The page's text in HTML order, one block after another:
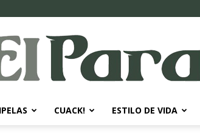
CUACK! ESTILO DE VIDA